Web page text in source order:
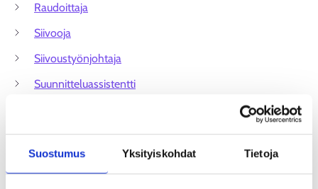
Suostumus Yksityiskohdat Tietoja
Raudoittaja
Siivooja
Siivoustyönjohtaja
Suunnitteluassistentti
Tarkastusinsinööri
Tekninen eristäjä